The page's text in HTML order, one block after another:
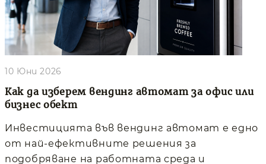
Как да изберем вендинг автомат за офис или
бизнес обект
10 Юни 2026
Инвестицията във вендинг автомат е едно
от най-ефективните решения за
подобряване на работната среда и